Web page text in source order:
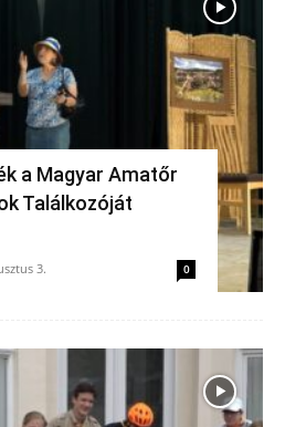
a Magyar Amatőr
Találkozóját
3. 0